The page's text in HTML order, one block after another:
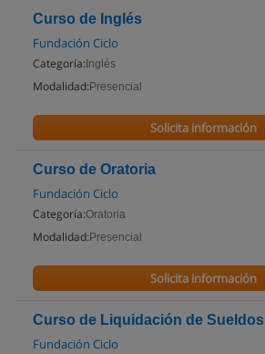
Curso de Inglés
Fundación Ciclo
Categoría: Inglés
Modalidad: Presencial
Solicita información
Curso de Oratoria
Fundación Ciclo
Categoría:Oratoria
Modalidad: Presencial
Solicita información
Curso de Liquidación de Sueldos
Fundación Ciclo